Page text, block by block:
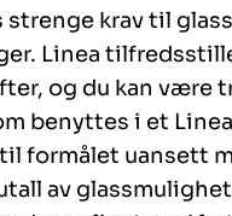
strenge krav til
Linea
og du kan ­være­
benyttes ­i­ et
formålet uansett
av­